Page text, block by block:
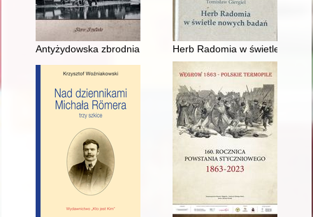
Antyżydowska zbrodnia w Przedborzu : pytania, źródła,
Herb Radomia w świetle